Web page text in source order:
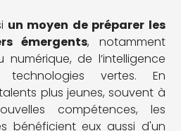
un moyen de préparer les
émergents, notamment
de l’intelligence
vertes. En
plus jeunes, souvent à
compétences, les
bénéficient eux aussi d'un